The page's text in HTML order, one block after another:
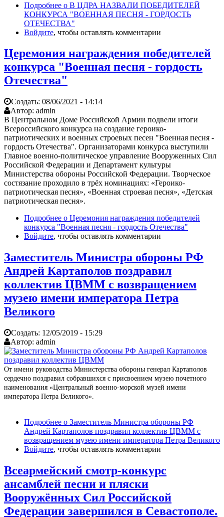
Подробнее о В ЦДРА НАЗВАЛИ ПОБЕДИТЕЛЕЙ
КОНКУРСА "ВОЕННАЯ ПЕСНЯ - ГОРДОСТЬ
ОТЕЧЕСТВА"
Войдите, чтобы оставлять комментарии
Церемония награждения победителей
конкурса "Военная песня - гордость
Отечества"
Создать: 08/06/2021 - 14:14
Автор: admin
В Центральном Доме Российской Армии подвели итоги
Всероссийского конкурса на создание героико-
патриотических и военных строевых песен "Военная песня -
гордость Отечества". Организаторами конкурса выступили
Главное военно-политическое управление Вооруженных Сил
Российской Федерации и Департамент культуры
Министерства обороны Российской Федерации. Творческое
состязание проходило в трёх номинациях: «Героико-
патриотическая песня», «Военная строевая песня», «Детская
патриотическая песня».
Подробнее о Церемония награждения победителей
конкурса "Военная песня - гордость Отечества"
Войдите, чтобы оставлять комментарии
Заместитель Министра обороны РФ
Андрей Картаполов поздравил
коллектив ЦВММ с возвращением
музею имени императора Петра
Великого
Создать: 12/05/2019 - 15:29
Автор: admin
От имени руководства Министерства обороны генерал Картаполов
сердечно поздравил собравшихся с присвоением музею почетного
наименования «Центральный военно-морской музей имени
императора Петра Великого».
Подробнее о Заместитель Министра обороны РФ
Андрей Картаполов поздравил коллектив ЦВММ с
возвращением музею имени императора Петра Великого
Войдите, чтобы оставлять комментарии
Всеармейский смотр-конкурс
ансамблей песни и пляски
Вооружённых Сил Российской
Федерации завершился в Севастополе.